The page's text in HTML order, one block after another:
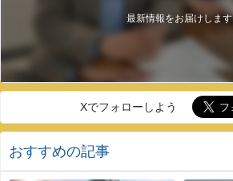
最新情報をお届けします
Xでフォローしよう
おすすめの記事